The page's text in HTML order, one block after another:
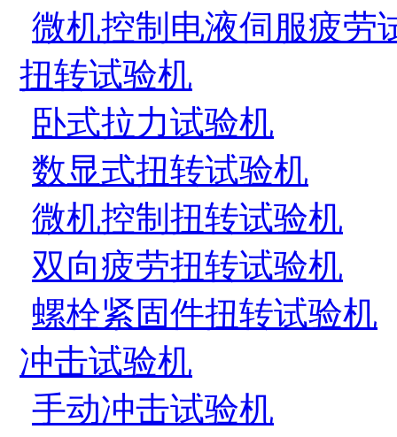
微机控制电液伺服疲劳
扭转试验机
卧式拉力试验机
数显式扭转试验机
微机控制扭转试验机
双向疲劳扭转试验机
螺栓紧固件扭转试验机
冲击试验机
手动冲击试验机